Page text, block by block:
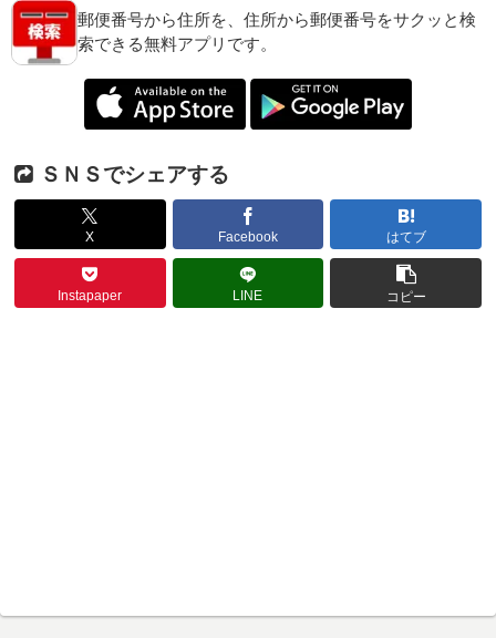
郵便番号から住所を、住所から郵便番号をサクッと検
索できる無料アプリです。
ＳＮＳでシェアする
X Facebook はてブ
Instapaper LINE コピー